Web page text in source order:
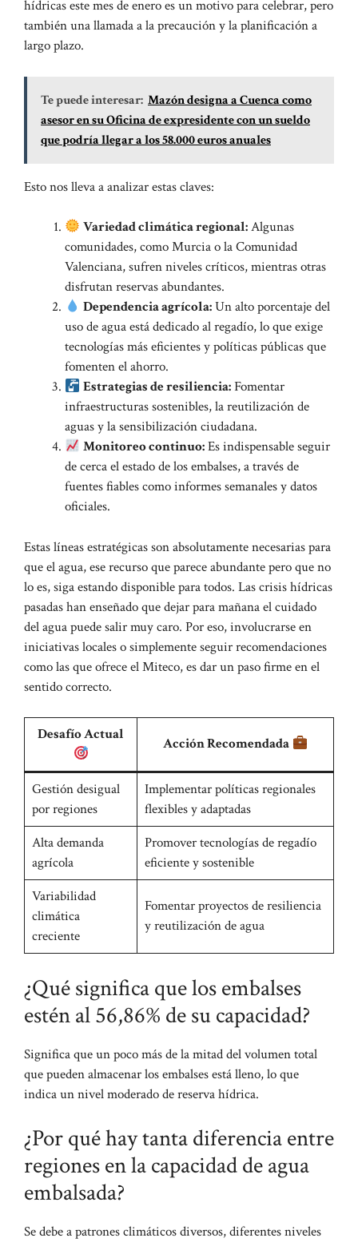
hídricas este mes de enero es un motivo para celebrar, pero
también una llamada a la precaución y la planificación a
largo plazo.
Te puede interesar: Mazón designa a Cuenca como
asesor en su Oficina de expresidente con un sueldo
que podría llegar a los 58.000 euros anuales
Esto nos lleva a analizar estas claves:
Variedad climática regional:Algunas
comunidades, como Murcia o la Comunidad
Valenciana, sufren niveles críticos, mientras otras
disfrutan reservas abundantes.
Dependencia agrícola:Un alto porcentaje del
uso de agua está dedicado al regadío, lo que exige
tecnologías más eficientes y políticas públicas que
fomenten el ahorro.
Estrategias de resiliencia:Fomentar
infraestructuras sostenibles, la reutilización de
aguas y la sensibilización ciudadana.
Monitoreo continuo:Es indispensable seguir
de cerca el estado de los embalses, a través de
fuentes fiables comoinformes semanalesy datos
oficiales.
Estas líneas estratégicas son absolutamente necesarias para
que el agua, ese recurso que parece abundante pero que no
lo es, siga estando disponible para todos. Las crisis hídricas
pasadas han enseñado que dejar para mañana el cuidado
del agua puede salir muy caro. Por eso, involucrarse en
iniciativas locales o simplemente seguir recomendaciones
como las que ofrece el Miteco, es dar un paso firme en el
sentido correcto.
Desafío Actual
Acción Recomendada
Gestión desigual
por regiones
Implementar políticas regionales
flexibles y adaptadas
Alta demanda
agrícola
Promover tecnologías de regadío
eficiente y sostenible
Variabilidad
climática
creciente
Fomentar proyectos de resiliencia
y reutilización de agua
¿Qué significa que los embalses
estén al 56,86% de su capacidad?
Significa que un poco más de la mitad del volumen total
que pueden almacenar los embalses está lleno, lo que
indica un nivel moderado de reserva hídrica.
¿Por qué hay tanta diferencia entre
regiones en la capacidad de agua
embalsada?
Se debe a patrones climáticos diversos, diferentes niveles